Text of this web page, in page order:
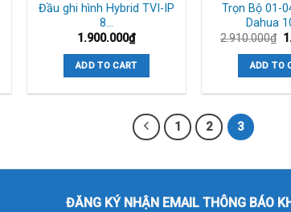
Đầu ghi hình Hybrid TVI-IP
8…
1.900.000₫
ADD TO CART
Trọn Bộ 01-
Dahua
2.910.000₫
ADD TO
1 2 3
ĐĂNG KÝ NHẬN EMAIL THÔNG BÁO